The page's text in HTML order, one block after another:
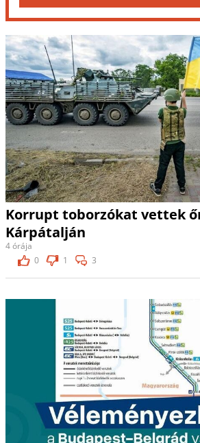
Korrupt toborzókat vettek
Kárpátalján
4 órája
0
1 3